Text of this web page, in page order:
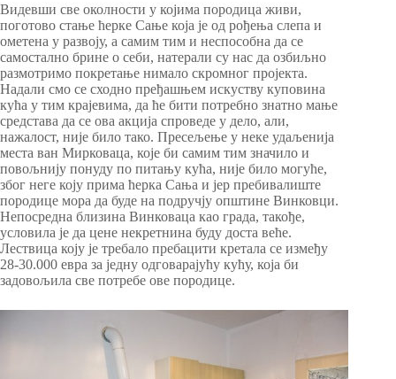
Видевши све околности у којима породица живи,
поготово стање ћерке Сање која је од рођења слепа и
ометена у развоју, а самим тим и неспособна да се
самостално брине о себи, натерали су нас да озбиљно
размотримо покретање нимало скромног пројекта.
Надали смо се сходно пређашњем искуству куповина
кућа у тим крајевима, да ће бити потребно знатно мање
средстава да се ова акција спроведе у дело, али,
нажалост, није било тако. Пресељење у неке удаљенија
места ван Мирковаца, које би самим тим значило и
повољнију понуду по питању кућа, није било могуће,
због неге коју прима ћерка Сања и јер пребивалиште
породице мора да буде на подручју општине Винковци.
Непосредна близина Винковаца као града, такође,
условила је да цене некретнина буду доста веће.
Лествица коју је требало пребацити кретала се између
28-30.000 евра за једну одговарајућу кућу, која би
задовољила све потребе ове породице.